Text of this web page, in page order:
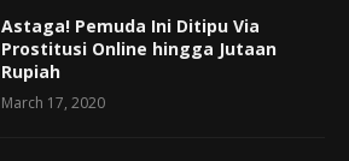
Astaga! Pemuda Ini Ditipu Via
Prostitusi Online hingga Jutaan
Rupiah
March 17, 2020